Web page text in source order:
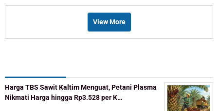
View More
Harga TBS Sawit Kaltim Menguat, Petani Plasma
Nikmati Harga hingga Rp3.528 per K…